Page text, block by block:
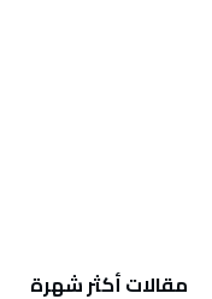
مقالات أكثر شهرة